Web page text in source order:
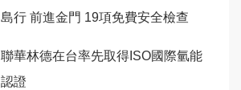
島行 前進金門 19項免費安全檢查
聯華林德在台率先取得ISO國際氫能
認證